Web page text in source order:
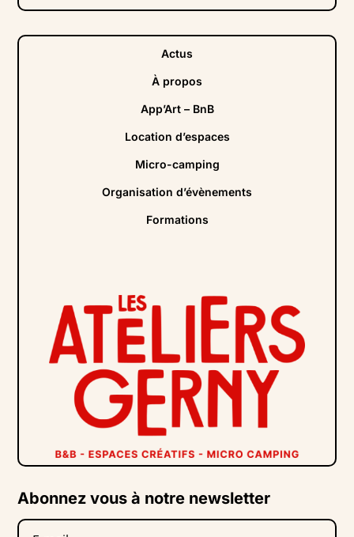
Actus
À propos
App’Art – BnB
Location d’espaces
Micro-camping
Organisation d’évènements
Formations
Abonnez vous à notre newsletter